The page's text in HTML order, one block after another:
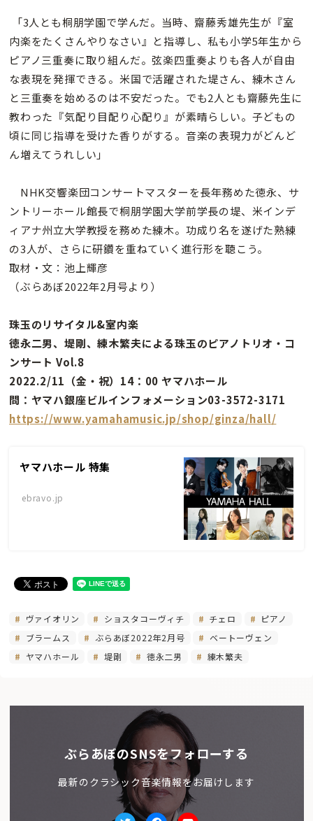
「3人とも桐朋学園で学んだ。当時、齋藤秀雄先生が『室
内楽をたくさんやりなさい』と指導し、私も小学5年生から
ピアノ三重奏に取り組んだ。弦楽四重奏よりも各人が自由
な表現を発揮できる。米国で活躍された堤さん、練木さん
と三重奏を始めるのは不安だった。でも2人とも齋藤先生に
教わった『気配り目配り心配り』が素晴らしい。子どもの
頃に同じ指導を受けた香りがする。音楽の表現力がどんど
ん増えてうれしい」
NHK交響楽団コンサートマスターを長年務めた徳永、サ
ントリーホール館長で桐朋学園大学前学長の堤、米インデ
ィアナ州立大学教授を務めた練木。功成り名を遂げた熟練
の3人が、さらに研鑽を重ねていく進行形を聴こう。
取材・文：池上輝彦
（ぶらあぼ2022年2月号より）
珠玉のリサイタル&室内楽
徳永二男、堤剛、練木繁夫による珠玉のピアノトリオ・コ
ンサート Vol.8
2022.2/11（金・祝）14：00 ヤマハホール
問：ヤマハ銀座ビルインフォメーション03-3572-3171
https://www.yamahamusic.jp/shop/ginza/hall/
ヤマハホール 特集
ebravo.jp
ヴァイオリン ショスタコーヴィチ チェロ
ピアノ
ブラームス
ぶらあぼ2022年2月号
ベートーヴェン
ヤマハホール
堤剛 徳永二男 練木繁夫
ぶらあぼのSNSをフォローする
最新のクラシック音楽情報をお届けします